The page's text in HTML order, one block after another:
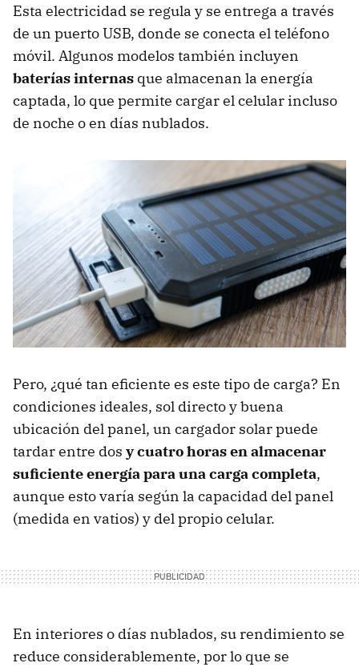
Esta electricidad se regula y se entrega a través
de un puerto USB, donde se conecta el teléfono
móvil. Algunos modelos también incluyen
baterías internas que almacenan la energía
captada, lo que permite cargar el celular incluso
de noche o en días nublados.
Pero, ¿qué tan eficiente es este tipo de carga? En
condiciones ideales, sol directo y buena
ubicación del panel, un cargador solar puede
tardar entre dos y cuatro horas en almacenar
suficiente energía para una carga completa,
aunque esto varía según la capacidad del panel
(medida en vatios) y del propio celular.
En interiores o días nublados, su rendimiento se
reduce considerablemente, por lo que se